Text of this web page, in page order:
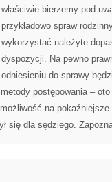
właściwie bierzemy pod
przykładowo spraw
wykorzystać należyte
dyspozycji. Na pewno
odniesieniu do sprawy
postępowania –
na
się dla sędziego.